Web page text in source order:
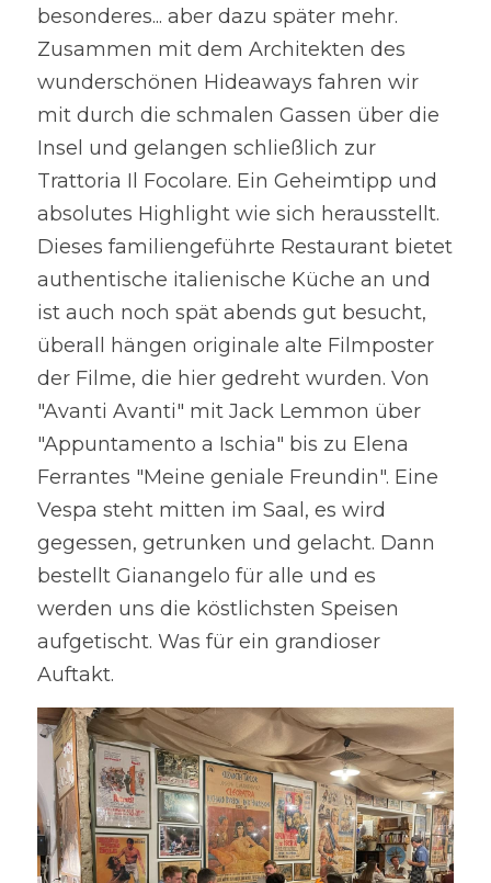
besonderes... aber dazu später mehr.
Zusammen mit dem Architekten des
wunderschönen Hideaways fahren wir
mit durch die schmalen Gassen über die
Insel und gelangen schließlich zur
Trattoria Il Focolare. Ein Geheimtipp und
absolutes Highlight wie sich herausstellt.
Dieses familiengeführte Restaurant bietet
authentische italienische Küche an und
ist auch noch spät abends gut besucht,
überall hängen originale alte Filmposter
der Filme, die hier gedreht wurden. Von
"Avanti Avanti" mit Jack Lemmon über
"Appuntamento a Ischia" bis zu Elena
Ferrantes "Meine geniale Freundin". Eine
Vespa steht mitten im Saal, es wird
gegessen, getrunken und gelacht. Dann
bestellt Gianangelo für alle und es
werden uns die köstlichsten Speisen
aufgetischt. Was für ein grandioser
Auftakt.